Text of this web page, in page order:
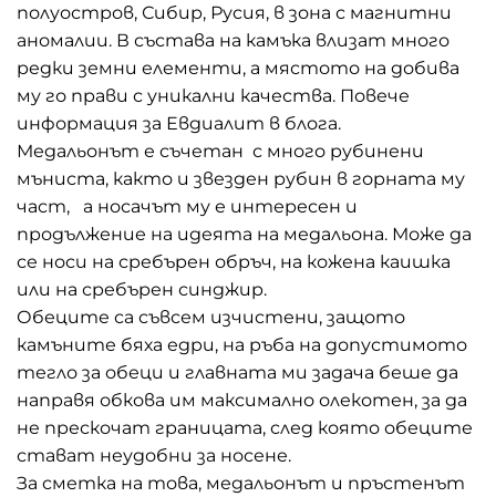
полуостров, Сибир, Русия, в зона с магнитни
аномалии. В състава на камъка влизат много
редки земни елементи, а мястото на добива
му го прави с уникални качества. Повече
информация за Евдиалит в блога.
Медальонът е съчетан с много рубинени
мъниста, както и звезден рубин в горната му
част, а носачът му е интересен и
продължение на идеята на медальона. Може да
се носи на сребърен обръч, на кожена каишка
или на сребърен синджир.
Обеците са съвсем изчистени, защото
камъните бяха едри, на ръба на допустимото
тегло за обеци и главната ми задача беше да
направя обкова им максимално олекотен, за да
не прескочат границата, след която обеците
стават неудобни за носене.
За сметка на това, медальонът и пръстенът